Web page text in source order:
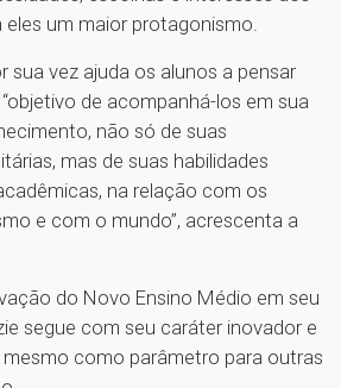
um maior protagonismo.
sua vez ajuda os alunos a pensar
de acompanhá-los em sua
não só de suas
mas de suas habilidades
na relação com os
e com o mundo”, acrescenta a
do Novo Ensino Médio em seu
segue com seu caráter inovador e
como parâmetro para outras